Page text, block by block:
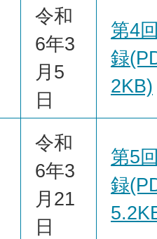
令和
6年3
月5
日
第4
録
2KB)
令和
6年3
月21
日
第5
録